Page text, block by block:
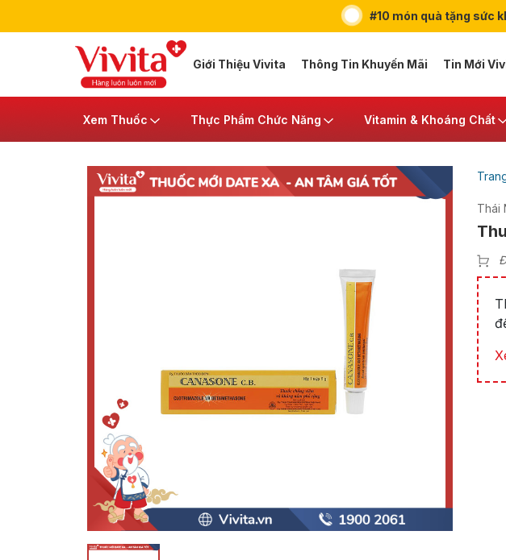
#10 món quà tặng sức
Giới Thiệu Vivita Thông Tin Khuyến Mãi Tin Mới
Xem Thuốc Thực Phẩm Chức Năng Vitamin & Khoáng Chất
Thái